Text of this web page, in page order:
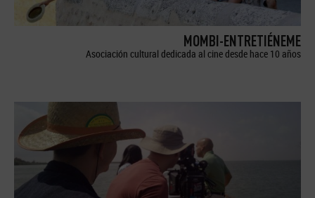
MOMBI-ENTRETIÉNEME
Asociación cultural dedicada al cine desde hace 10 años